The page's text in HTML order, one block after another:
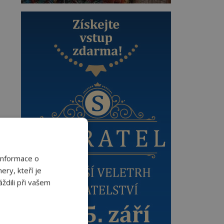
o
kteří je
při vašem